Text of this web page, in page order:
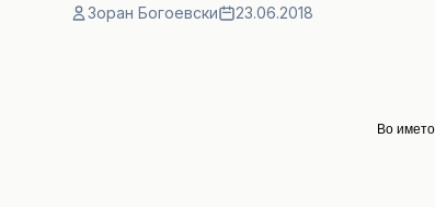
Зоран Богоевски 23.06.2018
Во